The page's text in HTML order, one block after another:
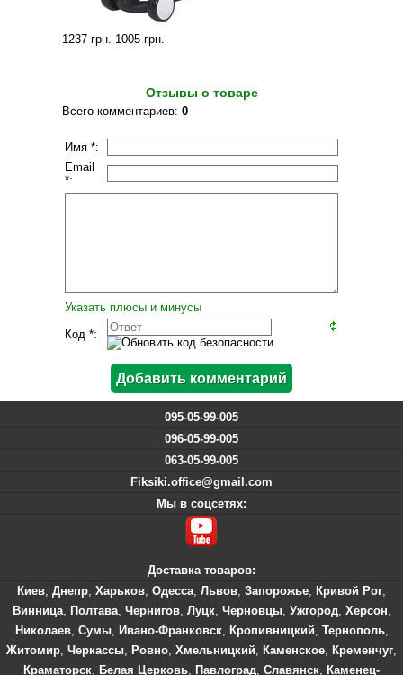
1237 грн. 1005 грн.
Отзывы о товаре
Всего комментариев: 0
Имя *:
Email
*:
Указать плюсы и минусы
Код *:
095-05-99-005
096-05-99-005
063-05-99-005
Fiksiki.office@gmail.com
Мы в соцсетях:
Доставка товаров:
Киев, Днепр, Харьков, Одесса, Львов, Запорожье, Кривой Рог,
Винница, Полтава, Чернигов, Луцк, Черновцы, Ужгород, Херсон,
Николаев, Сумы, Ивано-Франковск, Кропивницкий, Тернополь,
Житомир, Черкассы, Ровно, Хмельницкий, Каменское, Кременчуг,
Краматорск, Белая Церковь, Павлоград, Славянск, Каменец-